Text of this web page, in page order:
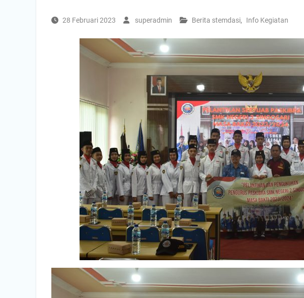
28 Februari 2023 superadmin Berita stemdasi, Info Kegiatan